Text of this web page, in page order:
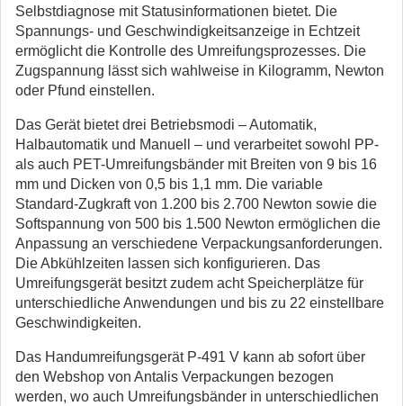
Selbstdiagnose mit Statusinformationen bietet. Die
Spannungs- und Geschwindigkeitsanzeige in Echtzeit
ermöglicht die Kontrolle des Umreifungsprozesses. Die
Zugspannung lässt sich wahlweise in Kilogramm, Newton
oder Pfund einstellen.
Das Gerät bietet drei Betriebsmodi – Automatik,
Halbautomatik und Manuell – und verarbeitet sowohl PP-
als auch PET-Umreifungsbänder mit Breiten von 9 bis 16
mm und Dicken von 0,5 bis 1,1 mm. Die variable
Standard-Zugkraft von 1.200 bis 2.700 Newton sowie die
Softspannung von 500 bis 1.500 Newton ermöglichen die
Anpassung an verschiedene Verpackungsanforderungen.
Die Abkühlzeiten lassen sich konfigurieren. Das
Umreifungsgerät besitzt zudem acht Speicherplätze für
unterschiedliche Anwendungen und bis zu 22 einstellbare
Geschwindigkeiten.
Das Handumreifungsgerät P-491 V kann ab sofort über
den Webshop von Antalis Verpackungen bezogen
werden, wo auch Umreifungsbänder in unterschiedlichen